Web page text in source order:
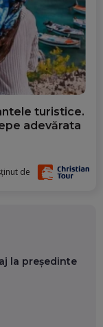
turistice.
adevărata
de
la președinte